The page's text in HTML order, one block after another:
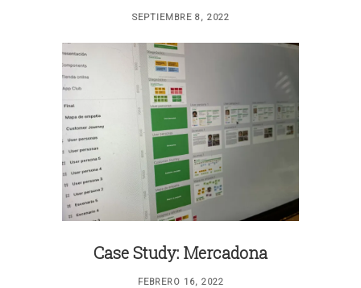
SEPTIEMBRE 8, 2022
Case Study: Mercadona
FEBRERO 16, 2022